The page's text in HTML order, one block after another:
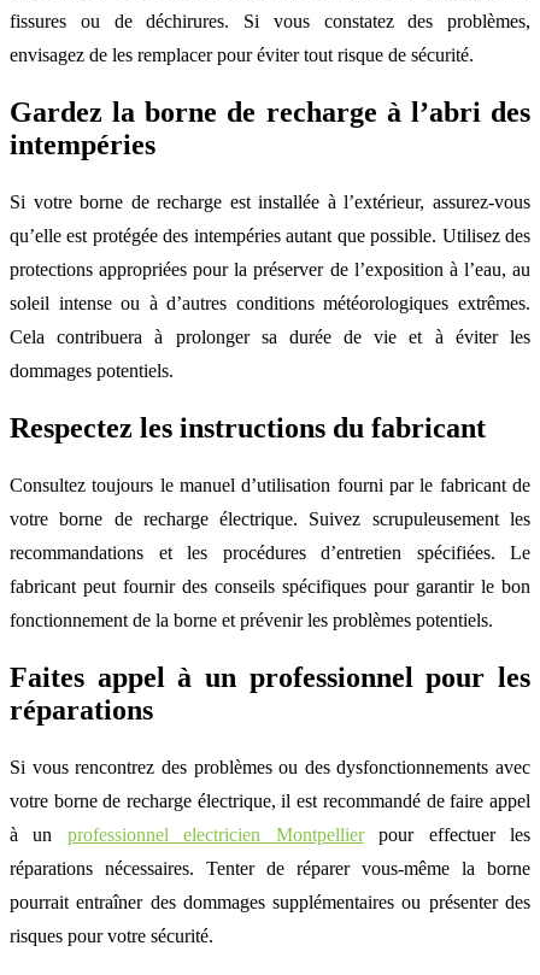
fissures ou de déchirures. Si vous constatez des problèmes,
envisagez de les remplacer pour éviter tout risque de sécurité.
Gardez la borne de recharge à l’abri des
intempéries
Si votre borne de recharge est installée à l’extérieur, assurez-vous
qu’elle est protégée des intempéries autant que possible. Utilisez des
protections appropriées pour la préserver de l’exposition à l’eau, au
soleil intense ou à d’autres conditions météorologiques extrêmes.
Cela contribuera à prolonger sa durée de vie et à éviter les
dommages potentiels.
Respectez les instructions du fabricant
Consultez toujours le manuel d’utilisation fourni par le fabricant de
votre borne de recharge électrique. Suivez scrupuleusement les
recommandations et les procédures d’entretien spécifiées. Le
fabricant peut fournir des conseils spécifiques pour garantir le bon
fonctionnement de la borne et prévenir les problèmes potentiels.
Faites appel à un professionnel pour les
réparations
Si vous rencontrez des problèmes ou des dysfonctionnements avec
votre borne de recharge électrique, il est recommandé de faire appel
à un professionnel electricien Montpellierpour effectuer les
réparations nécessaires. Tenter de réparer vous-même la borne
pourrait entraîner des dommages supplémentaires ou présenter des
risques pour votre sécurité.